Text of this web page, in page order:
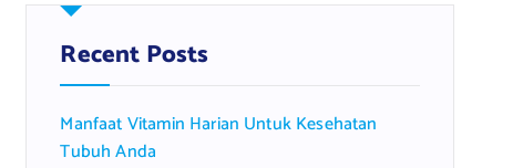
h
f
o
:
Recent Posts
Manfaat Vitamin Harian Untuk Kesehatan
Tubuh Anda